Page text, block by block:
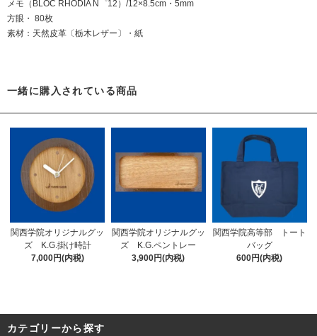
メモ（BLOC RHODIA N゜12）/12×8.5cm・5mm
方眼・ 80枚
素材：天然皮革〔栃木レザー〕・紙
一緒に購入されている商品
関西学院オリジナルグッ
ズ K.G.掛け時計
7,000円(内税)
関西学院オリジナルグッ
ズ K.G.ペントレー
3,900円(内税)
関西学院高等部 トート
バッグ
600円(内税)
カテゴリーから探す